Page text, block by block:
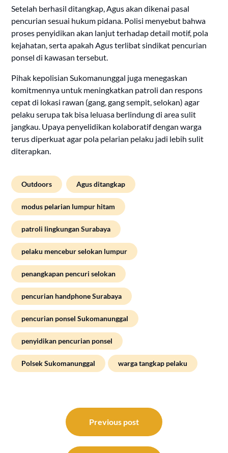
Setelah berhasil ditangkap, Agus akan dikenai pasal
pencurian sesuai hukum pidana. Polisi menyebut bahwa
proses penyidikan akan lanjut terhadap detail motif, pola
kejahatan, serta apakah Agus terlibat sindikat pencurian
ponsel di kawasan tersebut.
Pihak kepolisian Sukomanunggal juga menegaskan
komitmennya untuk meningkatkan patroli dan respons
cepat di lokasi rawan (gang, gang sempit, selokan) agar
pelaku serupa tak bisa leluasa berlindung di area sulit
jangkau. Upaya penyelidikan kolaboratif dengan warga
terus diperkuat agar pola pelarian pelaku jadi lebih sulit
diterapkan.
Outdoors Agus ditangkap
modus pelarian lumpur hitam
patroli lingkungan Surabaya
pelaku mencebur selokan lumpur
penangkapan pencuri selokan
pencurian handphone Surabaya
pencurian ponsel Sukomanunggal
penyidikan pencurian ponsel
Polsek Sukomanunggal warga tangkap pelaku
navigation
Previous post